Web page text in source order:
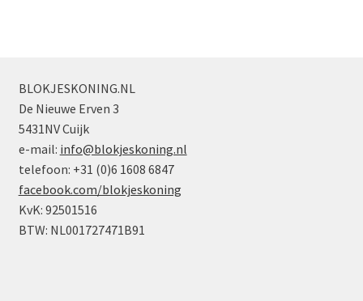
BLOKJESKONING.NL
De Nieuwe Erven 3
5431NV Cuijk
e-mail: info@blokjeskoning.nl
telefoon: +31 (0)6 1608 6847
facebook.com/blokjeskoning
KvK: 92501516
BTW: NL001727471B91